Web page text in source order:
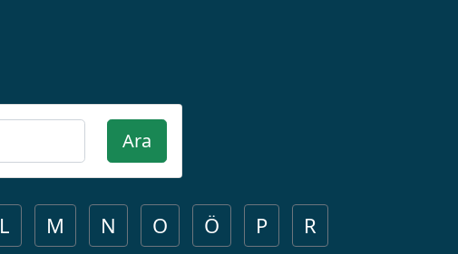
Ara
L M N O Ö P
R